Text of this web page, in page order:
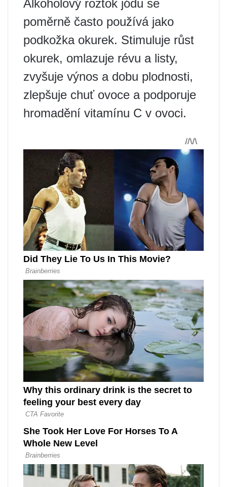
Alkoholový roztok jódu se
poměrně často používá jako
podkožka okurek. Stimuluje růst
okurek, omlazuje révu a listy,
zvyšuje výnos a dobu plodnosti,
zlepšuje chuť ovoce a podporuje
hromadění vitamínu C v ovoci.